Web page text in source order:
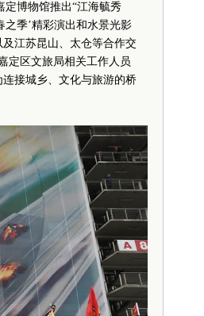
博物馆推出“江海毓秀
季’精彩演出和水景光影
江苏昆山、太仓等合作交
定区文旅局相关工作人员
接城乡、文化与旅游的桥